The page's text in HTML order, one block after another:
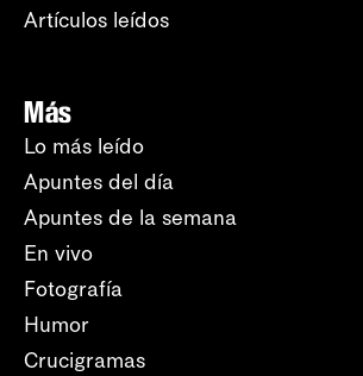
Artículos leídos
Más
Lo más leído
Apuntes del día
Apuntes de la semana
En vivo
Fotografía
Humor
Crucigramas